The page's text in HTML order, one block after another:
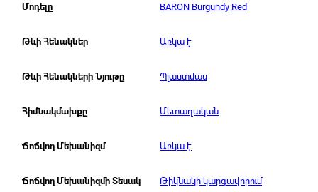
Մոդելը BARON Burgundy Red
Թևի Հենակներ Առկա է
Թևի Հենակների Նյութը Պլաստմաս
Հիմնակմախքը Մետաղական
Ճոճվող Մեխանիզմ Առկա է
Ճոճվող Մեխանիզմի Տեսակ Թիկնակի կարգավորում